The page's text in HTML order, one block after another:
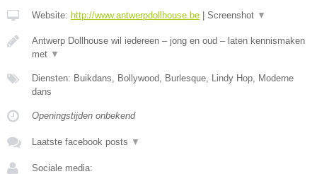
Website: http://www.antwerpdollhouse.be | Screenshot ▼
Antwerp Dollhouse wil iedereen – jong en oud – laten kennismaken
met ▼
Diensten: Buikdans, Bollywood, Burlesque, Lindy Hop, Moderne
dans
Openingstijden onbekend
Laatste facebook posts ▼
Sociale media: